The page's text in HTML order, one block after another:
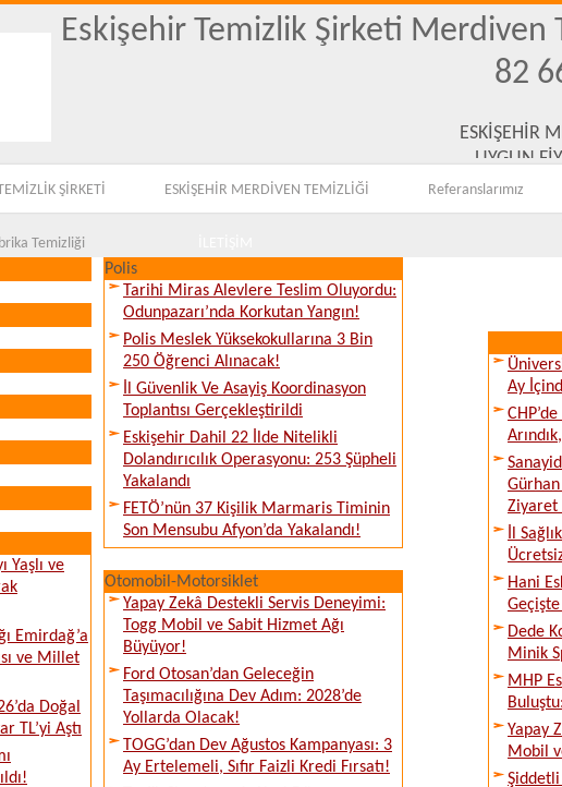
Eskişehir Temizlik Şirketi Merdiven
82
ESKİŞEHİR
UYGUN
ŞİRKETİ ESKİŞEHİR MERDİVEN TEMİZLİĞİ Referanslarımız
Temizliği
Yaşlı ve
Emirdağ’a
ve Millet
Doğal
TL’yi Aştı
Polis
Tarihi Miras Alevlere Teslim Oluyordu:
Odunpazarı’nda Korkutan Yangın!
Polis Meslek Yüksekokullarına 3 Bin
250 Öğrenci Alınacak!
İl Güvenlik Ve Asayiş Koordinasyon
Toplantısı Gerçekleştirildi
Eskişehir Dahil 22 İlde Nitelikli
Dolandırıcılık Operasyonu: 253 Şüpheli
Yakalandı
FETÖ’nün 37 Kişilik Marmaris Timinin
Son Mensubu Afyon’da Yakalandı!
Otomobil-Motorsiklet
Yapay Zekâ Destekli Servis Deneyimi:
Togg Mobil ve Sabit Hizmet Ağı
Büyüyor!
Ford Otosan’dan Geleceğin
Taşımacılığına Dev Adım: 2028’de
Yollarda Olacak!
TOGG’dan Dev Ağustos Kampanyası: 3
Ay Ertelemeli, Sıfır Faizli Kredi Fırsatı!
Ay
Gürhan
Ziyaret
İl
Hani
Dede
Minik
MHP
Yapay
Mobil
Şiddetli